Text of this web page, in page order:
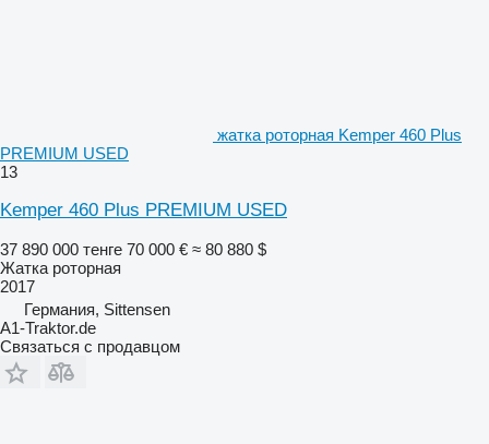
жатка роторная Kemper 460 Plus
PREMIUM USED
13
Kemper 460 Plus PREMIUM USED
37 890 000 тенге 70 000 € ≈ 80 880 $
Жатка роторная
2017
Германия, Sittensen
A1-Traktor.de
Связаться с продавцом